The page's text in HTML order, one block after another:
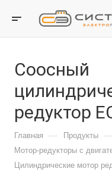
Соосный
редуктор
Главная — Продукты —
Мотор-редукторы с
Цилиндрические мотор